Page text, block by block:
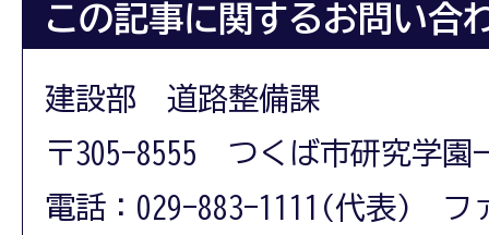
この記事に関するお問い合
建設部 道路整備課
〒305-8555 つくば市研究学園
電話：029-883-1111(代表) フ